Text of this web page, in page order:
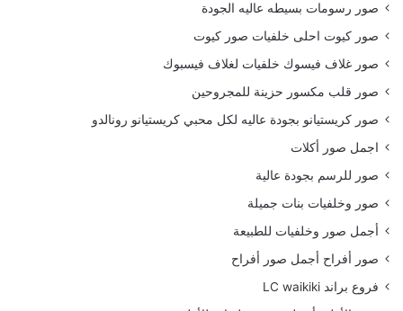
صور رسومات بسيطه عاليه الجودة
صور كيوت احلى خلفيات صور كيوت
صور غلاف فيسوك خلفيات لغلاف فيسبوك
صور قلب مكسور حزينة للمجروحين
صور كريستيانو بجودة عاليه لكل محبي كريستيانو رونالدو
اجمل صور أكلات
صور للرسم بجودة عالية
صور وخلفيات بنات جميلة
أجمل صور وخلفيات للطبيعة
صور أفراح أجمل صور أفراح
فروع براند LC waikiki